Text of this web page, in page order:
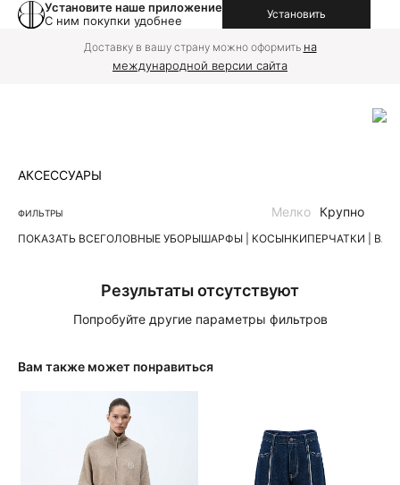
Установите наше приложение
С ним покупки удобнее
Установить
Доставку в вашу страну можно оформить на
международной версии сайта
АКСЕССУАРЫ
ФИЛЬТРЫ
ПОКАЗАТЬ ВСЕГОЛОВНЫЕ УБОРЫШАРФЫ | КОСЫНКИПЕРЧАТКИ |
Мелко Крупно
Результаты отсутствуют
Попробуйте другие параметры фильтров
Вам также может понравиться